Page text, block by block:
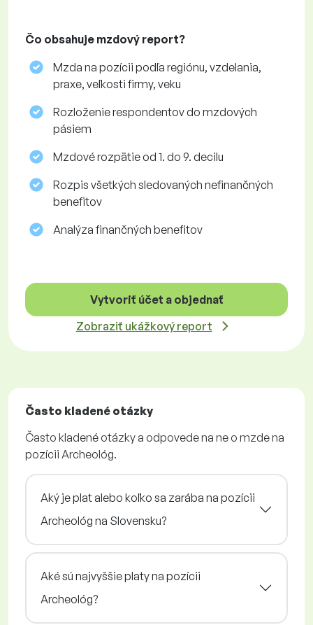
Čo obsahuje mzdový report?
Mzda na pozícii podľa regiónu, vzdelania,
praxe, veľkosti firmy, veku
Rozloženie respondentov do mzdových
pásiem
Mzdové rozpätie od 1. do 9. decilu
Rozpis všetkých sledovaných nefinančných
benefitov
Analýza finančných benefitov
Vytvoriť účet a objednať
Zobraziť ukážkový report
Často kladené otázky
Často kladené otázky a odpovede na ne o mzde na
pozícii Archeológ.
Aký je plat alebo koľko sa zarába na pozícii
Archeológ na Slovensku?
Aké sú najvyššie platy na pozícii
Archeológ?